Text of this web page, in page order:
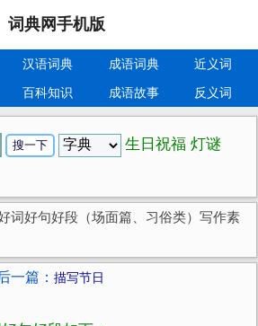
词典网手机版
汉语词典 成语词典
近义词
百科知识 成语故事 反义词
生日祝福 灯谜
词好句好段（场面篇、习俗类）写作素
一篇： 描写节日